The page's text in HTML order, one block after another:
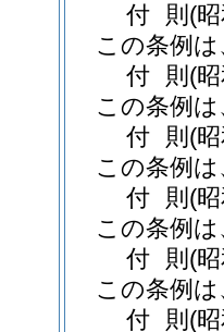
付 則 (
この条例
付 則 (
この条例
付 則 (
この条例
付 則 (
この条例
付 則 (
この条例
付 則 (